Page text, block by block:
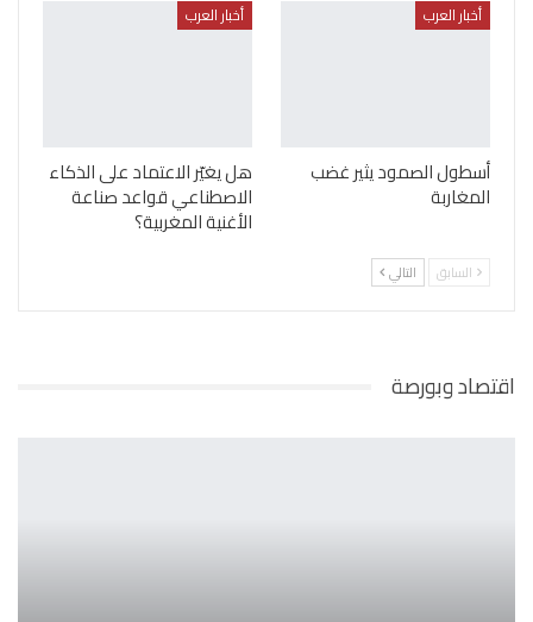
أخبار العرب
أسطول الصمود يثير غضب
المغاربة
أخبار العرب
هل يغيّر الاعتماد على الذكاء
الاصطناعي قواعد صناعة
الأغنية المغربية؟
السابق التالي
اقتصاد وبورصة